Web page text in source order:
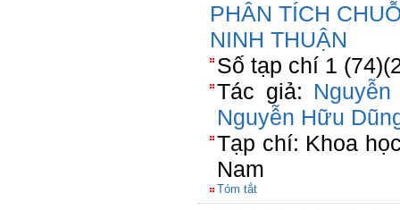
PHÂN TÍCH
NINH THUẬN
Số tạp chí 1
Tác giả:
Nguyễn Hữu
Tạp chí: Khoa
Nam
Tóm tắt